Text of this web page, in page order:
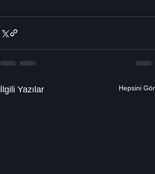
İlgili Yazılar Hepsini Gör